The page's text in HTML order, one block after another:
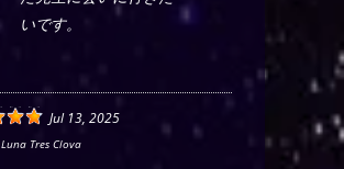
いです。
Jul 13, 2025
Luna Tres Clova